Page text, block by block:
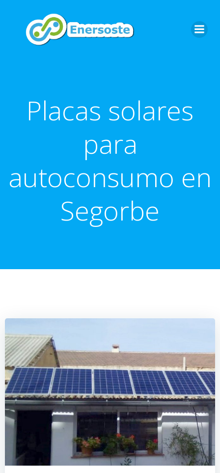
contenido
Placas solares
para
autoconsumo en
Segorbe